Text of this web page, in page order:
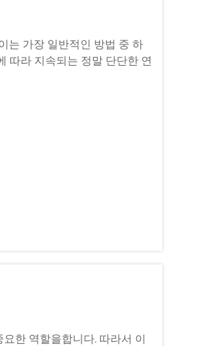
는 가장 일반적인 방법 중 하
따라 지속되는 정말 단단한 연
한 역할을합니다. 따라서 이